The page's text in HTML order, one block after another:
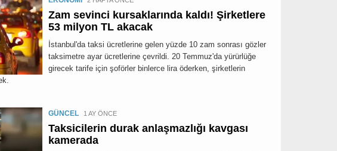
Zam sevinci kursaklarında kaldı! Şirketlere
53 milyon TL akacak
İstanbul'da taksi ücretlerine gelen yüzde 10 zam sonrası gözler
taksimetre ayar ücretlerine çevrildi. 20 Temmuz'da yürürlüğe
girecek tarife için şoförler binlerce lira öderken, şirketlerin
GÜNCEL 1 AY ÖNCE
Taksicilerin durak anlaşmazlığı kavgası
kamerada